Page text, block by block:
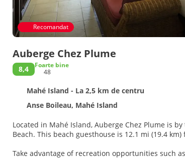
Recomandat
Auberge Chez Plume
8,4
Foarte bine
48
Mahé Island - La 2,5 km de centru
Anse Boileau, Mahé Island
Located in Mahé Island, Auberge Chez Plume is
Beach. This beach guesthouse is 12.1 mi
Take advantage of recreation opportunities such